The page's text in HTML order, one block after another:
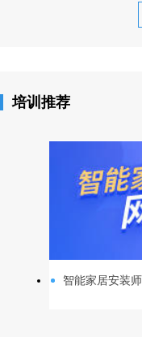
培训推荐
智能家居安装